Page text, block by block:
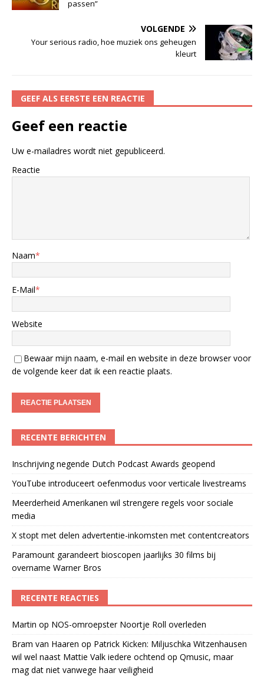
passen”
VOLGENDE
Your serious radio, hoe muziek ons geheugen
kleurt
GEEF ALS EERSTE EEN REACTIE
Geef een reactie
Uw e-mailadres wordt niet gepubliceerd.
Reactie
Naam*
E-Mail*
Website
Bewaar mijn naam, e-mail en website in deze browser voor
de volgende keer dat ik een reactie plaats.
RECENTE BERICHTEN
Inschrijving negende Dutch Podcast Awards geopend
YouTube introduceert oefenmodus voor verticale livestreams
Meerderheid Amerikanen wil strengere regels voor sociale
media
X stopt met delen advertentie-inkomsten met contentcreators
Paramount garandeert bioscopen jaarlijks 30 films bij
overname Warner Bros
RECENTE REACTIES
Martin op NOS-omroepster Noortje Roll overleden
Bram van Haaren op Patrick Kicken: Miljuschka Witzenhausen
wil wel naast Mattie Valk iedere ochtend op Qmusic, maar
mag dat niet vanwege haar veiligheid